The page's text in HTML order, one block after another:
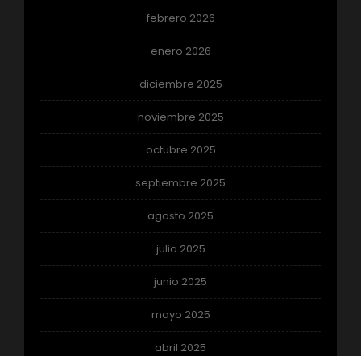
febrero 2026
enero 2026
diciembre 2025
noviembre 2025
octubre 2025
septiembre 2025
agosto 2025
julio 2025
junio 2025
mayo 2025
abril 2025